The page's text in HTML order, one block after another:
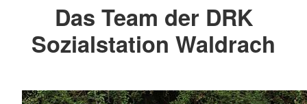
Das Team der DRK
Sozialstation Waldrach